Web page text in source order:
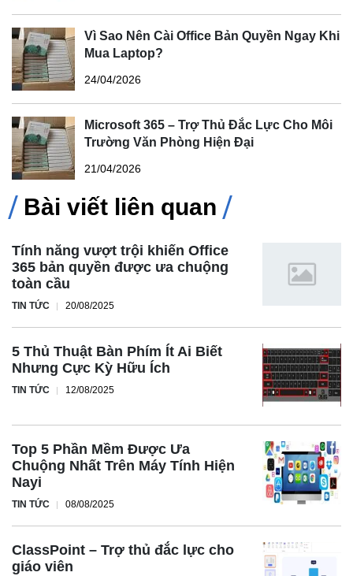
Vì Sao Nên Cài Office Bản Quyền Ngay Khi
Mua Laptop?
24/04/2026
Microsoft 365 – Trợ Thủ Đắc Lực Cho Môi
Trường Văn Phòng Hiện Đại
21/04/2026
Bài viết liên quan
Tính năng vượt trội khiến Office
365 bản quyền được ưa chuộng
toàn cầu
TIN TỨC 20/08/2025
5 Thủ Thuật Bàn Phím Ít Ai Biết
Nhưng Cực Kỳ Hữu Ích
TIN TỨC 12/08/2025
Top 5 Phần Mềm Được Ưa
Chuộng Nhất Trên Máy Tính Hiện
Nayi
TIN TỨC 08/08/2025
ClassPoint – Trợ thủ đắc lực cho
giáo viên